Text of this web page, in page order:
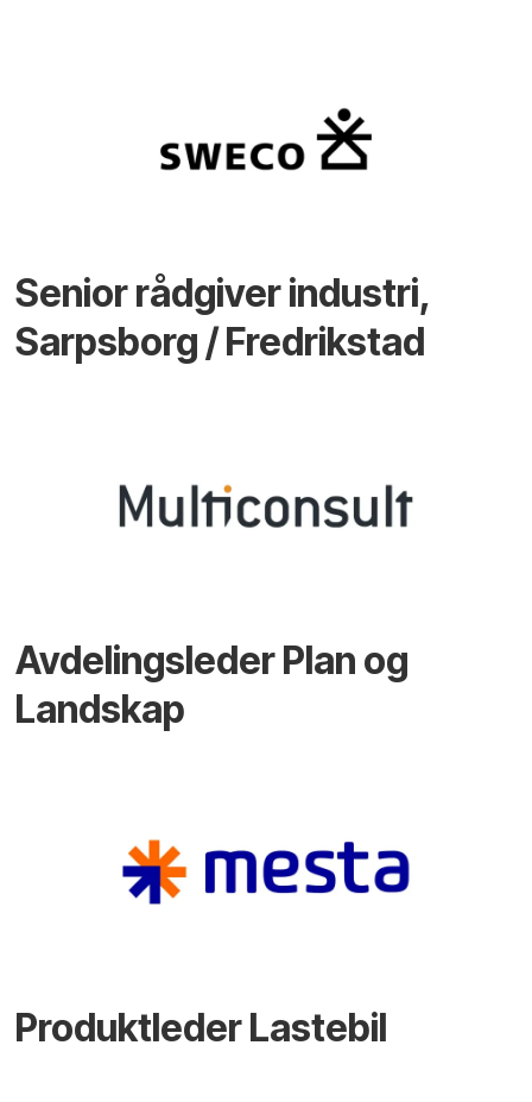
Senior rådgiver industri,
Sarpsborg / Fredrikstad
Avdelingsleder Plan og
Landskap
Produktleder Lastebil